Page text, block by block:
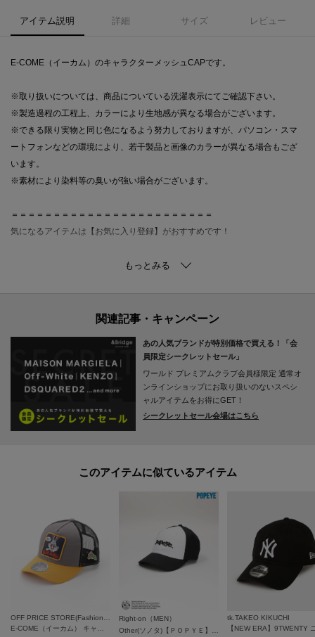
アイテム説明 詳細 サイズ レビュー
E-COME（イーカム）のキャラクターメッシュCAPです。
※取り扱いについては、商品についている洗濯表示にてご確認下さい。
※製造過程の工程上、カラーにより生地感が異なる場合がございます。
※できる限り実物と同じ色になるよう努力しておりますが、パソコン・スマ
ートフォンなどの環境により、若干製品と画像のカラーが異なる場合もござ
います。
※素材により染料等の臭いが強い場合がございます。
＝＝＝＝＝＝＝＝＝＝＝＝＝＝＝＝＝＝＝＝＝＝＝＝
気になるアイテムは【お気に入り登録】がおすすめです！
【1】再入荷通知や、値下げ情報・在庫状況をメルマガにてお知らせ。
【2】マイページでお気に入り一覧をチェックでき、自分だけのお買い物リス
トが作れます。
あの人気ブランドが特別価格で買える！「会
員限定シークレットセール」
ワールド プレミアムクラブ会員様限定 通常オ
ンラインショップにお取り扱いのないスペシ
ャルアイテムをお得にGET！
シークレットセール会場はこちら
このアイテムに似ているアイテム
Right-on（MEN）
tk.TAKEO KIKUCHI